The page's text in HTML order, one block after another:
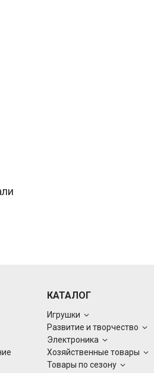
КАТАЛОГ
Игрушки
Развитие и творчество
Электроника
Хозяйственные товары
Товары по сезону